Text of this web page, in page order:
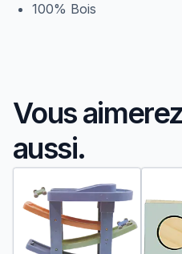
100% Bois
Vous
aussi.